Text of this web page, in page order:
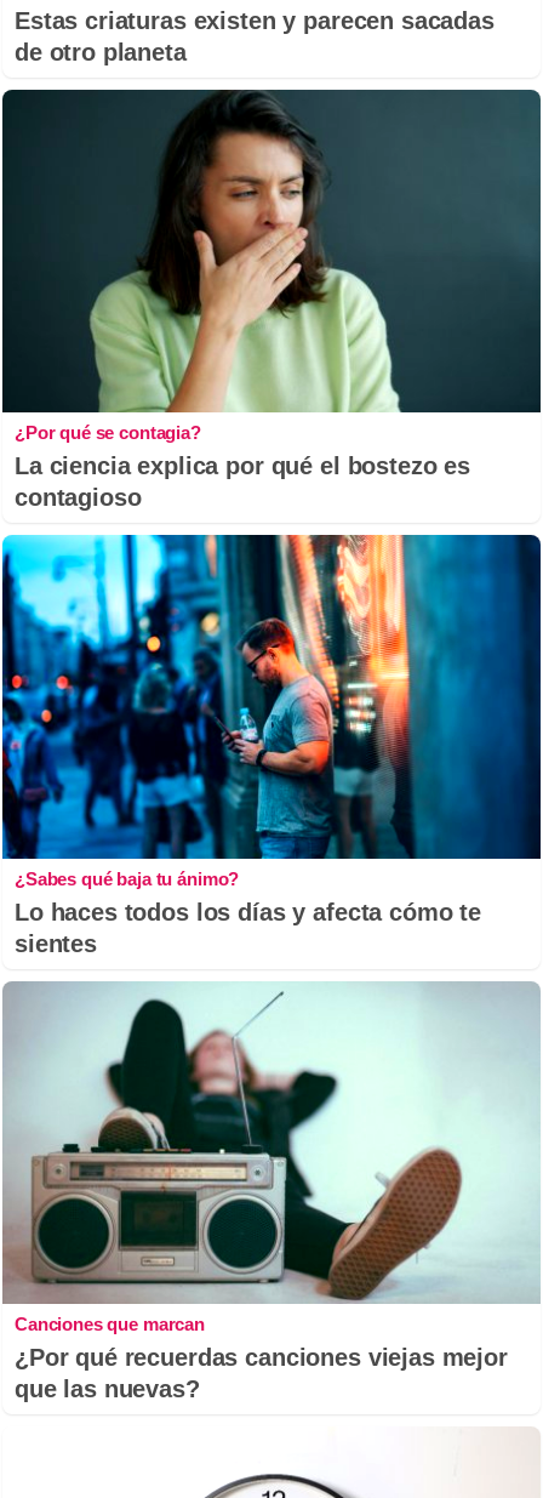
Estas criaturas existen y parecen sacadas
de otro planeta
¿Por qué se contagia?
La ciencia explica por qué el bostezo es
contagioso
¿Sabes qué baja tu ánimo?
Lo haces todos los días y afecta cómo te
sientes
Canciones que marcan
¿Por qué recuerdas canciones viejas mejor
que las nuevas?